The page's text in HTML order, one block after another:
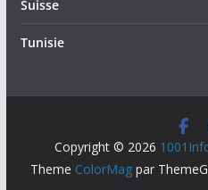
Suisse
Tunisie
Copyright © 2026
Theme ColorMagpar